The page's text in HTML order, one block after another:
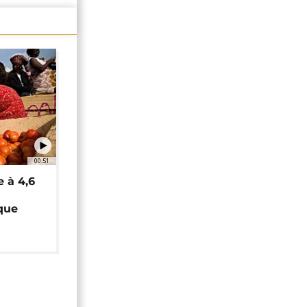
00:51
à 4,6